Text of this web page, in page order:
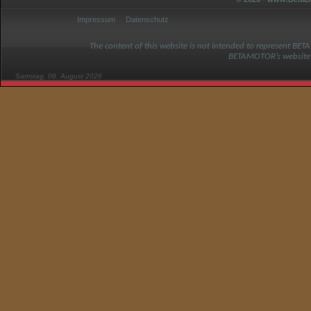
Impressum Datenschutz
The content of this website is not intended to represent
BETAMOTOR’s
Samstag, 08. August 2026